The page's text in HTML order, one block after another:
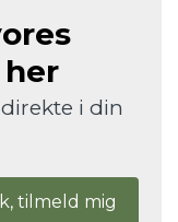
i din
tilmeld mig